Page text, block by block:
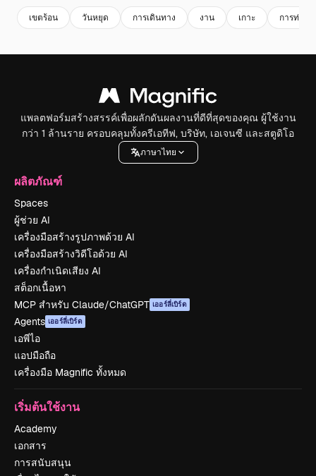
เขตร้อน วันหยุด การเดินทาง งาน เกาะ การท่องเ
แพลตฟอร์มสร้างสรรค์เพื่อผลักดันผลงานที่ดีที่สุดของคุณ ผู้ใช้งาน
กว่า 1 ล้านราย ครอบคลุมทั้งครีเอทีฟ, บริษัท, เอเจนซี และสตูดิโอ
ภาษาไทย
ผลิตภัณฑ์
Spaces
ผู้ช่วย AI
เครื่องมือสร้างรูปภาพด้วย AI
เครื่องมือสร้างวิดีโอด้วย AI
เครื่องกำเนิดเสียง AI
สต็อกเนื้อหา
MCP สำหรับ Claude/ChatGPT เออร์ลี่เบิร์ด
Agents เออร์ลี่เบิร์ด
เอพีไอ
แอปมือถือ
เครื่องมือ Magnific ทั้งหมด
เริ่มต้นใช้งาน
Academy
เอกสาร
การสนับสนุน